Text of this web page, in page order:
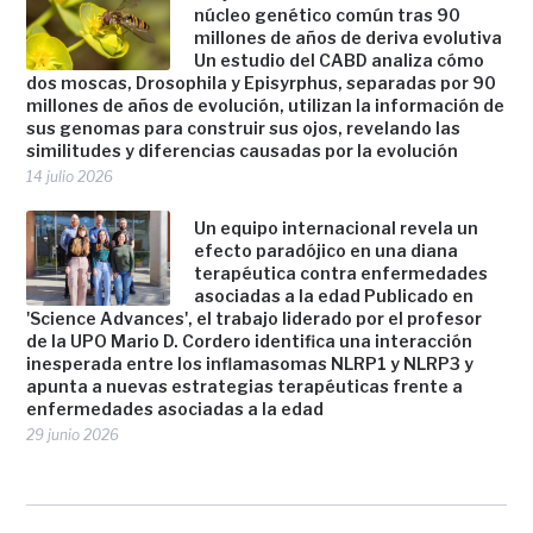
núcleo genético común tras 90
millones de años de deriva evolutiva
Un estudio del CABD analiza cómo
dos moscas, Drosophila y Episyrphus, separadas por 90
millones de años de evolución, utilizan la información de
sus genomas para construir sus ojos, revelando las
similitudes y diferencias causadas por la evolución
14 julio 2026
Un equipo internacional revela un
efecto paradójico en una diana
terapéutica contra enfermedades
asociadas a la edad Publicado en
'Science Advances', el trabajo liderado por el profesor
de la UPO Mario D. Cordero identifica una interacción
inesperada entre los inflamasomas NLRP1 y NLRP3 y
apunta a nuevas estrategias terapéuticas frente a
enfermedades asociadas a la edad
29 junio 2026